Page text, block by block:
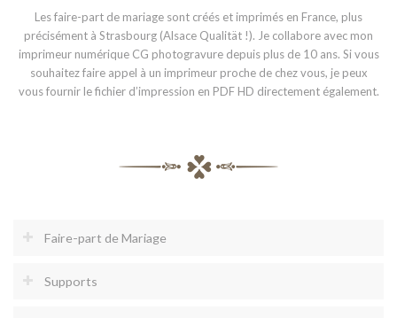
Les faire-part de mariage sont créés et imprimés en France, plus
précisément à Strasbourg (Alsace Qualität !). Je collabore avec mon
imprimeur numérique CG photogravure depuis plus de 10 ans. Si vous
souhaitez faire appel à un imprimeur proche de chez vous, je peux
vous fournir le fichier d’impression en PDF HD directement également.
Faire-part de Mariage
Supports